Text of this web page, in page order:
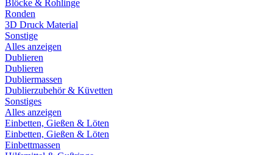
Blöcke & Rohlinge
Ronden
3D Druck Material
Sonstige
Alles anzeigen
Dublieren
Dublieren
Dubliermassen
Dublierzubehör & Küvetten
Sonstiges
Alles anzeigen
Einbetten, Gießen & Löten
Einbetten, Gießen & Löten
Einbettmassen